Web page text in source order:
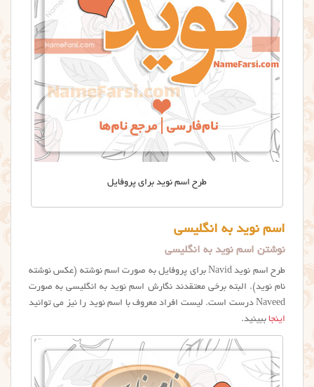
طرح اسم نوید برای پروفایل
اسم نوید به انگلیسی
نوشتن اسم نوید به انگلیسی
طرح اسم نوید Navid برای پروفایل به صورت اسم نوشته (عکس نوشته
نام نويد). البته برخی معتقدند نگارش اسم نوید به انگلیسی به صورت
Naveed درست است. لیست افراد معروف با اسم نوید را نیز می توانید
اینجا ببینید.